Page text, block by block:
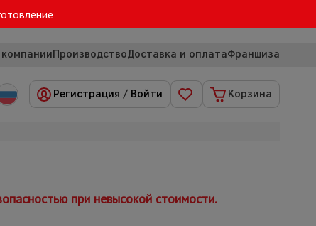
ПроизводствоДоставка и оплатаФраншиза
Регистрация / Войти Корзина
при невысокой стоимости.